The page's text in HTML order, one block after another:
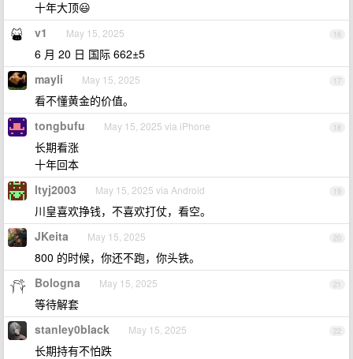
十年大顶😃
16
v1 May 15, 2025
6 月 20 日 国际 662±5
17
mayli May 15, 2025
看不懂黄金的价值。
18
tongbufu May 15, 2025 via iPhone
长期看涨
十年回本
19
ltyj2003 May 15, 2025 via Android
川皇喜欢挣钱，不喜欢打仗，看空。
20
JKeita May 15, 2025
800 的时候，你还不跑，你头铁。
21
Bologna May 15, 2025
等待解套
22
stanley0black May 15, 2025
长期持有不怕跌